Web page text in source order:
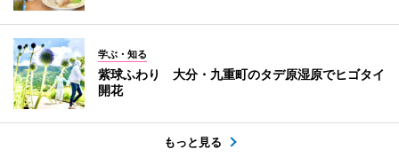
学ぶ・知る
紫球ふわり 大分・九重町のタデ原湿原でヒゴタイ
開花
もっと見る